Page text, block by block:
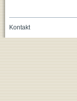
Kontakt